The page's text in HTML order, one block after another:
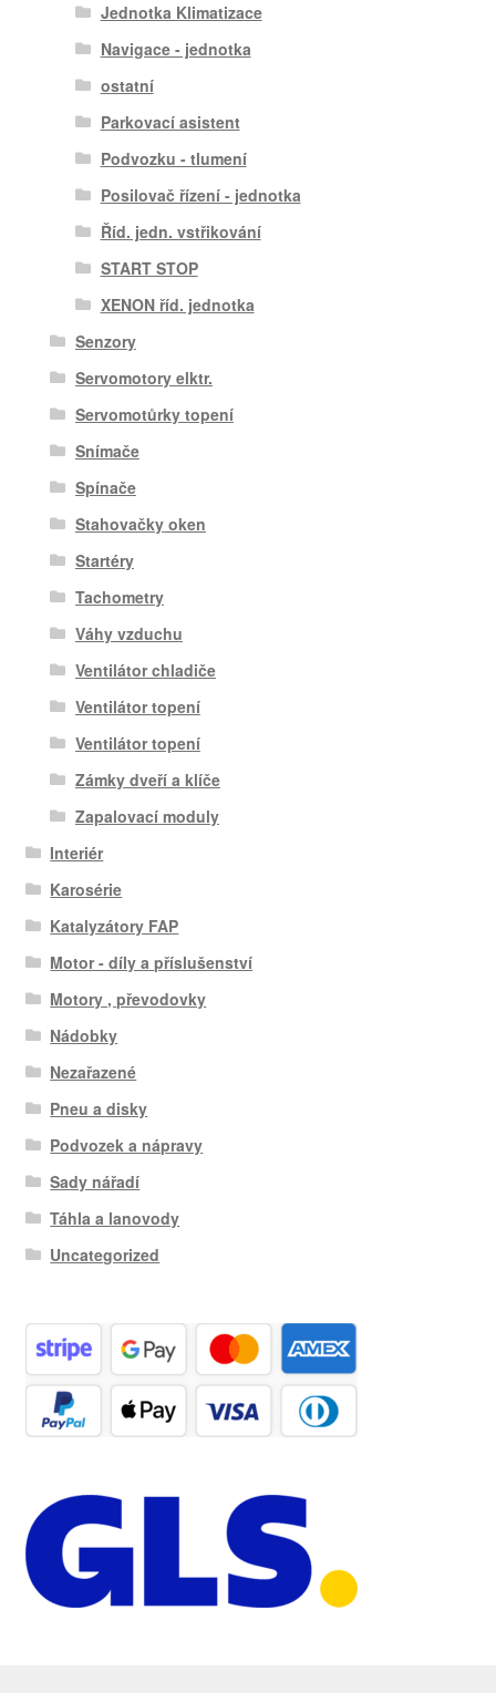
Jednotka Klimatizace
Navigace - jednotka
ostatní
Parkovací asistent
Podvozku - tlumení
Posilovač řízení - jednotka
Říd. jedn. vstřikování
START STOP
XENON říd. jednotka
Senzory
Servomotory elktr.
Servomotůrky topení
Snímače
Spínače
Stahovačky oken
Startéry
Tachometry
Váhy vzduchu
Ventilátor chladiče
Ventilátor topení
Ventilátor topení
Zámky dveří a klíče
Zapalovací moduly
Interiér
Karosérie
Katalyzátory FAP
Motor - díly a příslušenství
Motory , převodovky
Nádobky
Nezařazené
Pneu a disky
Podvozek a nápravy
Sady nářadí
Táhla a lanovody
Uncategorized